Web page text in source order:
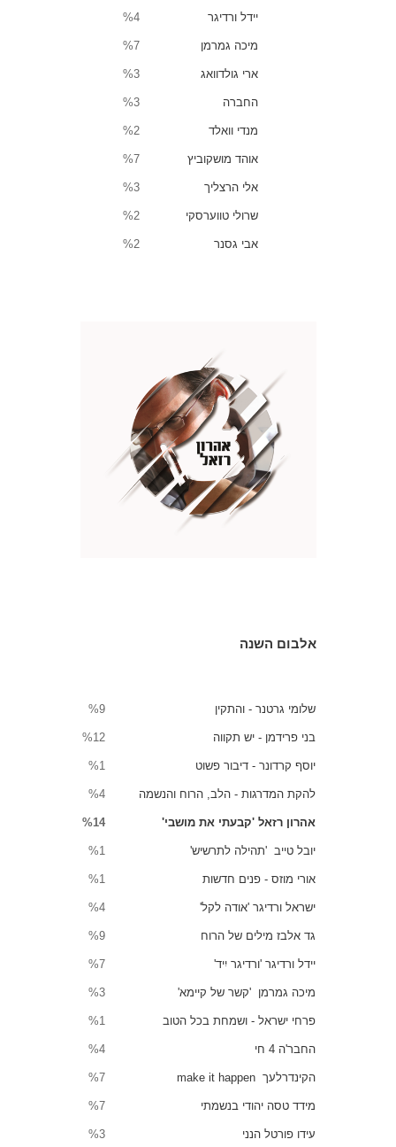
יידל ורדיגר %4
מיכה גמרמן %7
ארי גולדוואג %3
החברה %3
מנדי וואלד %2
אוהד מושקוביץ %7
אלי הרצליך %3
שרולי טווערסקי %2
אבי גסנר %2
אלבום השנה
שלומי גרטנר - והתקין %9
בני פרידמן - יש תקווה %12
יוסף קרדונר - דיבור פשוט %1
להקת המדרגות - הלב, הרוח והנשמה %4
אהרון רזאל 'קבעתי את מושבי' %14
יובל טייב 'תהילה לתרשיש' %1
אורי מוזס - פנים חדשות %1
ישראל ורדיגר 'אודה לקל' %4
גד אלבז מילים של הרוח %9
יידל ורדיגר 'ורדיגר יִיד' %7
מיכה גמרמן 'קשר של קיימא' %3
פרחי ישראל - ושמחת בכל הטוב %1
החבר'ה 4 חי %4
הקינדרלעך make it happen %7
מידד טסה יהודי בנשמתי %7
עידו פורטל הנני %3